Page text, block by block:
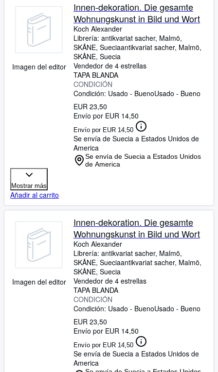
Imagen del editor
Innen-dekoration. Die gesamte
Wohnungskunst in Bild und Wort
Koch Alexander
Librería: antikvariat sacher, Malmö,
SKÅNE, Sueciaantikvariat sacher, Malmö,
SKÅNE, Suecia
Vendedor de 4 estrellas
TAPA BLANDA
CONDICIÓN
Condición: Usado - BuenoUsado - Bueno
EUR 23,50
Envío por EUR 14,50
Envío por EUR 14,50
Se envía de Suecia a Estados Unidos de
America
Se envía de Suecia a Estados Unidos
de America
Mostrar más
Añadir al carrito
Imagen del editor
Innen-dekoration. Die gesamte
Wohnungskunst in Bild und Wort
Koch Alexander
Librería: antikvariat sacher, Malmö,
SKÅNE, Sueciaantikvariat sacher, Malmö,
SKÅNE, Suecia
Vendedor de 4 estrellas
TAPA BLANDA
CONDICIÓN
Condición: Usado - BuenoUsado - Bueno
EUR 23,50
Envío por EUR 14,50
Envío por EUR 14,50
Se envía de Suecia a Estados Unidos de
America